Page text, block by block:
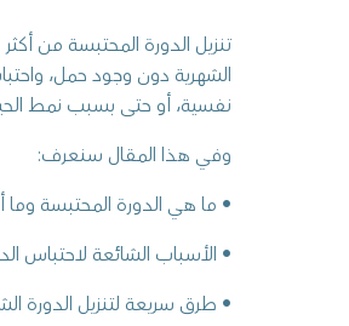
تنزيل الدورة المحتبسة من
الشهرية دون وجود حمل،
نفسية، أو حتى بسبب نمط
وفي هذا المقال سنعرف:
• ما هي الدورة المحتبسة وما
• الأسباب الشائعة لاحتباس
• طرق سريعة لتنزيل الدورة